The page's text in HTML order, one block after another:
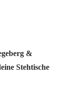
&
Stehtische